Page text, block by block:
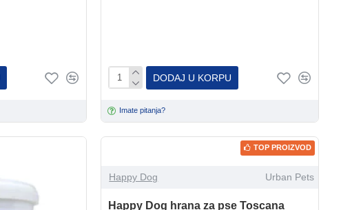
DODAJ U KORPU
Imate pitanja?
TOP PROIZVOD
Happy Dog Urban Pets
Happy Dog hrana za pse Toscana